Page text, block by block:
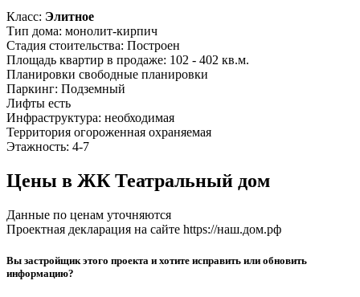
Класс: Элитное
Тип дома: монолит-кирпич
Стадия стоительства: Построен
Площадь квартир в продаже: 102 - 402 кв.м.
Планировки свободные планировки
Паркинг: Подземный
Лифты есть
Инфраструктура: необходимая
Территория огороженная охраняемая
Этажность: 4-7
Цены в ЖК Театральный дом
Данные по ценам уточняются
Проектная декларация на сайте https://наш.дом.рф
Вы застройщик этого проекта и хотите исправить или обновить
информацию?